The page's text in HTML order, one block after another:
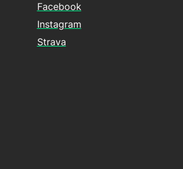
Facebook
Instagram
Strava